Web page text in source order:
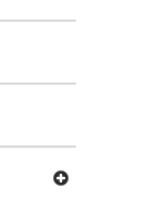
Avaa valikko